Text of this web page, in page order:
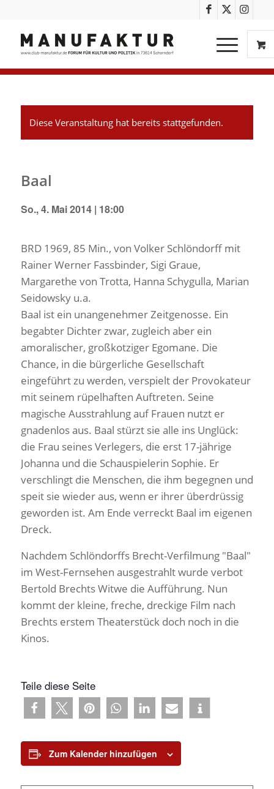
Diese Veranstaltung hat bereits stattgefunden.
Baal
So., 4. Mai 2014 | 18:00
BRD 1969, 85 Min., von Volker Schlöndorff mit
Rainer Werner Fassbinder, Sigi Graue,
Margarethe von Trotta, Hanna Schygulla, Marian
Seidowsky u.a.
Baal ist ein unangenehmer Zeitgenosse. Ein
begabter Dichter zwar, zugleich aber ein
amoralischer, großkotziger Egomane. Die
Chance, in die bürgerliche Gesellschaft
eingeführt zu werden, verspielt der Provokateur
mit seinem rüpelhaften Auftreten. Seine
magische Ausstrahlung auf Frauen nutzt er
gnadenlos aus. Baal stürzt sie alle ins Unglück:
die Frau seines Verlegers, die erst 17-jährige
Johanna und die Schauspielerin Sophie. Er
verschlingt die Menschen, die ihm begegnen und
speit sie wieder aus, wenn er ihrer überdrüssig
geworden ist. Am Ende verreckt Baal im eigenen
Dreck.
Nachdem Schlöndorffs Brecht-Verfilmung "Baal"
im West-Fernsehen ausgestrahlt wurde verbot
Bertold Brechts Witwe die Aufführung. Nun
kommt der kleine, freche, dreckige Film nach
Brechts erstem Theaterstück doch noch in die
Kinos.
Teile diese Seite
Zum Kalender hinzufügen